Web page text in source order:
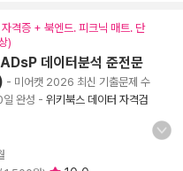
격증 + 북엔드. 피크닉 매트. 단
)
데이터분석 준전문
- 미어캣 2026 최신 기출문제 수
완성 - 위키북스 데이터 자격검